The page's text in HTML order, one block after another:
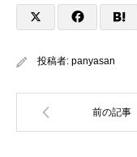
投稿者: panyasan